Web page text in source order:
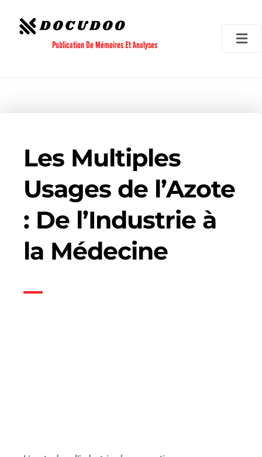
contenu
Publication De Mémoires Et Analyses
Les Multiples
Usages de l’Azote
: De l’Industrie à
la Médecine